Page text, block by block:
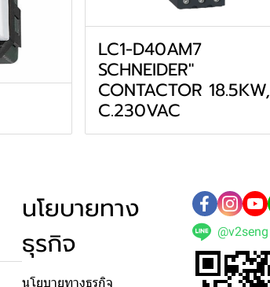
LC1-D40AM7
SCHNEIDER"
CONTACTOR 18.5KW,
C.230VAC
นโยบายทาง
ธุรกิจ
นโยบายทางธุรกิจ
@v2seng